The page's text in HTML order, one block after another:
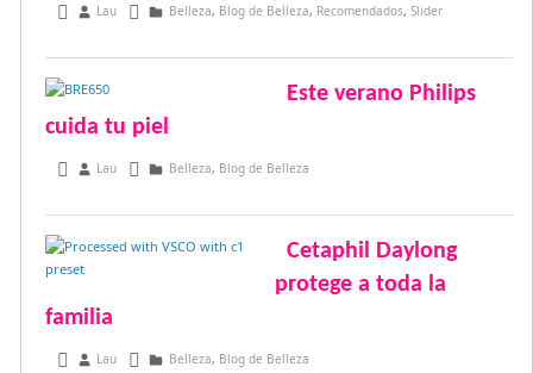
abril 10, 2017
Lau Belleza, Blog de Belleza, Recomendados, Slider
Este verano Philips
cuida tu piel
diciembre 27, 2016
Lau Belleza, Blog de Belleza
Cetaphil Daylong
protege a toda la
familia
diciembre 24, 2016
Lau Belleza, Blog de Belleza